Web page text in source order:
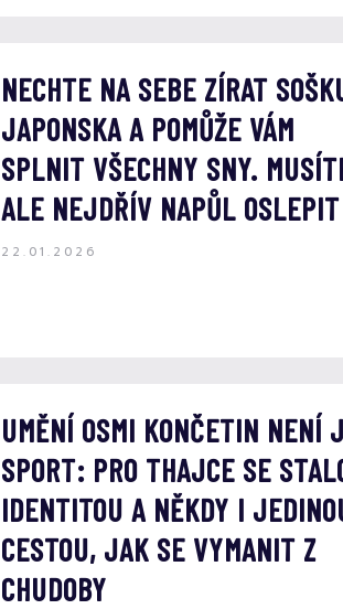
NECHTE NA SEBE ZÍRAT
JAPONSKA A POMŮŽE VÁM
SPLNIT VŠECHNY SNY.
ALE NEJDŘÍV NAPŮL OSLEPIT
22.01.2026
UMĚNÍ OSMI KONČETIN NENÍ
SPORT: PRO THAJCE SE
IDENTITOU A NĚKDY I
CESTOU, JAK SE VYMANIT Z
CHUDOBY